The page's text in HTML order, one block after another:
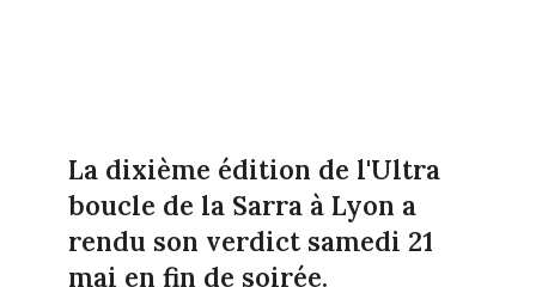
La dixième édition de l'Ultra
boucle de la Sarra à Lyon a
rendu son verdict samedi 21
mai en fin de soirée.